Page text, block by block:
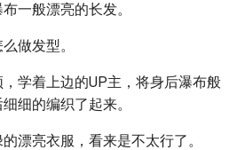
一般漂亮的长发。
做发型。
学着上边的UP主，将身后瀑布般
细的编织了起来。
漂亮衣服，看来是不太行了。